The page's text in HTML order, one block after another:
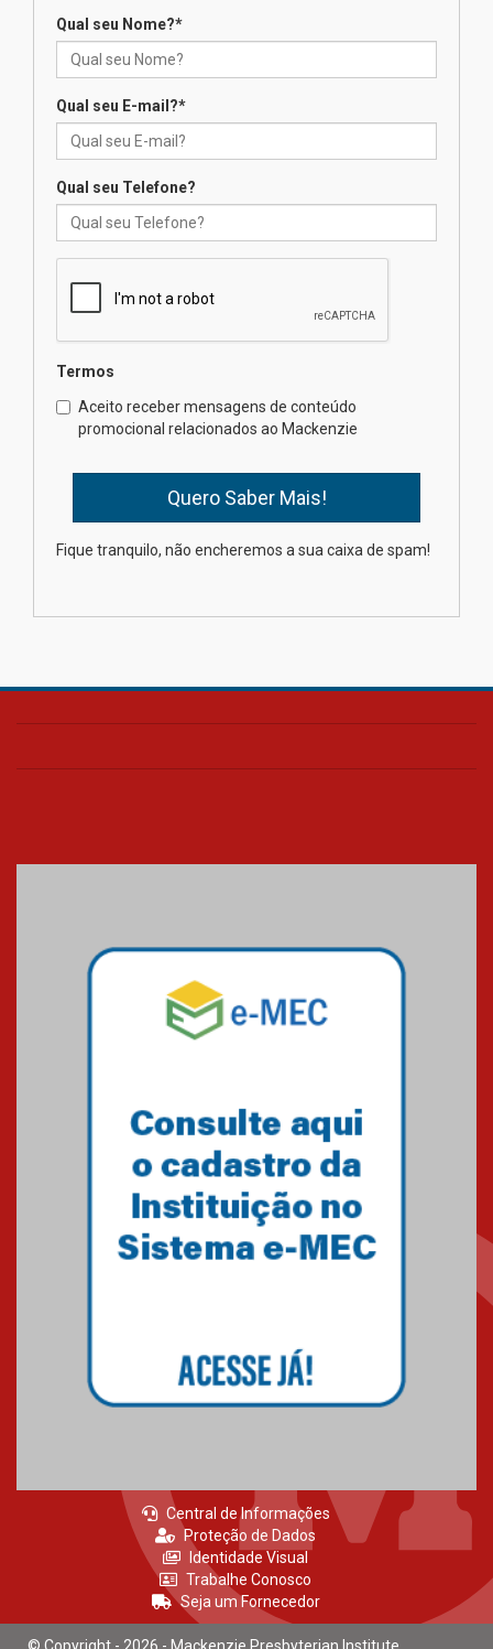
docentes para debater
Professora do Mackenzie é
finalista do Prêmio Jabuti com
04.08.2026
internacionais
03.08.2026
Oncologista do HUEM ressalta
importância da prevenção e
diagnóstico precoce do câncer
de pulmão
Qual seu Nome?*
Qual seu E-mail?*
Qual seu Telefone?
Termos
Aceito receber mensagens de conteúdo
promocional relacionados ao Mackenzie
Fique tranquilo, não encheremos a sua caixa de spam!
Central de Informações
Proteção de Dados
Identidade Visual
Trabalhe Conosco
Seja um Fornecedor
© Copyright - 2026 - Mackenzie Presbyterian Institute